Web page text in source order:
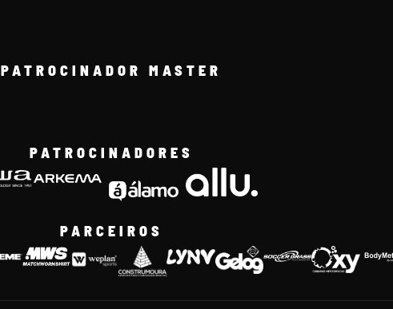
PATROCINADOR MASTER
PATROCINADORES
PARCEIROS